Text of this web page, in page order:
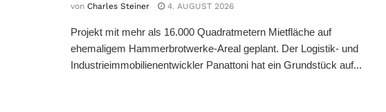
von Charles Steiner 4. AUGUST 2026
Projekt mit mehr als 16.000 Quadratmetern Mietfläche auf
ehemaligem Hammerbrotwerke-Areal geplant. Der Logistik- und
Industrieimmobilienentwickler Panattoni hat ein Grundstück auf...